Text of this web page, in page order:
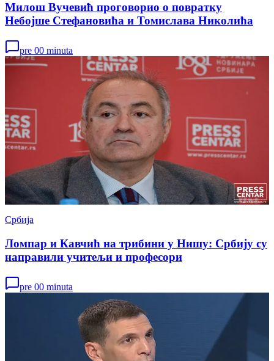
Милош Вучевић проговорио о повратку
Небојше Стефановића и Томислава Николића
pre 00 minuta
Србија
Ломпар и Кавчић на трибини у Нишу: Србију су
направили учитељи и професори
pre 00 minuta